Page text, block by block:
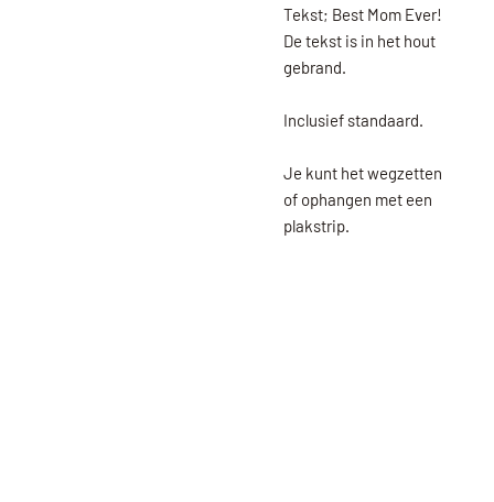
Tekst; Best Mom Ever!
De tekst is in het hout
gebrand.
Inclusief standaard.
Je kunt het wegzetten
of ophangen met een
plakstrip.